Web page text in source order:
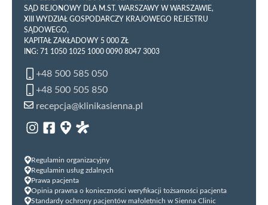
SĄD REJONOWY DLA M.ST. WARSZAWY W WARSZAWIE,
XIII WYDZIAŁ GOSPODARCZY KRAJOWEGO REJESTRU
SĄDOWEGO,
KAPITAŁ ZAKŁADOWY 5 000 ZŁ
ING: 71 1050 1025 1000 0090 8047 3003
+48 500 585 050
+48 500 505 850
recepcja@klinikasienna.pl
Regulamin organizacyjny
Regulamin usług zdalnych
Prawa pacjenta
Opinia prawna o konieczności weryfikacji tożsamości pacjenta
Standardy ochrony pacjentów małoletnich w Sienna Clinic